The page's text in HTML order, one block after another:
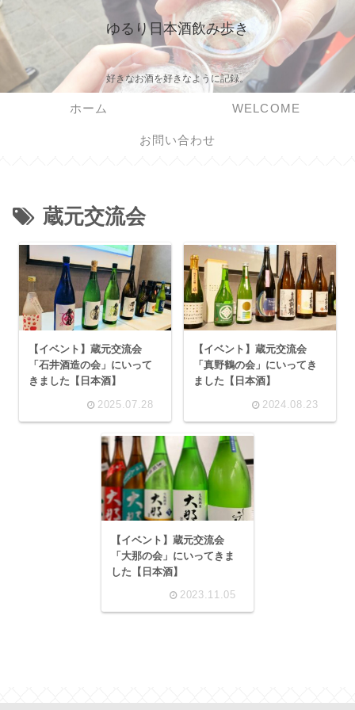
ゆるり日本酒飲み歩き
好きなお酒を好きなように記録。
ホーム WELCOME
お問い合わせ
蔵元交流会
【イベント】蔵元交流会
「石井酒造の会」にいって
きました【日本酒】
2025.07.28
【イベント】蔵元交流会
「真野鶴の会」にいってき
ました【日本酒】
2024.08.23
【イベント】蔵元交流会
「大那の会」にいってきま
した【日本酒】
2023.11.05